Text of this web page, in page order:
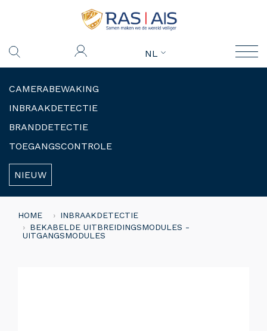
NL
CAMERABEWAKING
INBRAAKDETECTIE
BRANDDETECTIE
TOEGANGSCONTROLE
NIEUW
HOME
INBRAAKDETECTIE
BEKABELDE UITBREIDINGSMODULES -
UITGANGSMODULES